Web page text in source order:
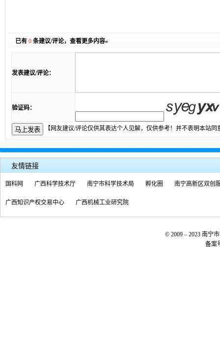
已有 0 条建议/评论， 查看更多内容»
发表建议/评论：
验证码：
【网友建议/评论仅供其表达个人见解，仅供参考！并不表明本站
友情链接
国科网 广西科学技术厅 南宁市科学技术局 孵化圈 南宁高新区双创
广西知识产权交易中心 广西机械工业研究院
© 2009 – 2023 南宁
备案